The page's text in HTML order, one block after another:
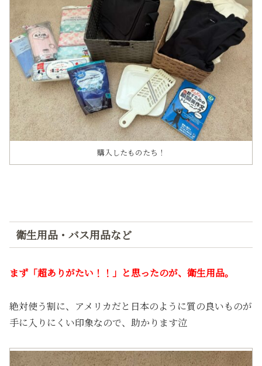
購入したものたち！
衛生用品・バス用品など
まず「超ありがたい！！」と思ったのが、衛生用品。
絶対使う割に、アメリカだと日本のように質の良いものが
手に入りにくい印象なので、助かります泣